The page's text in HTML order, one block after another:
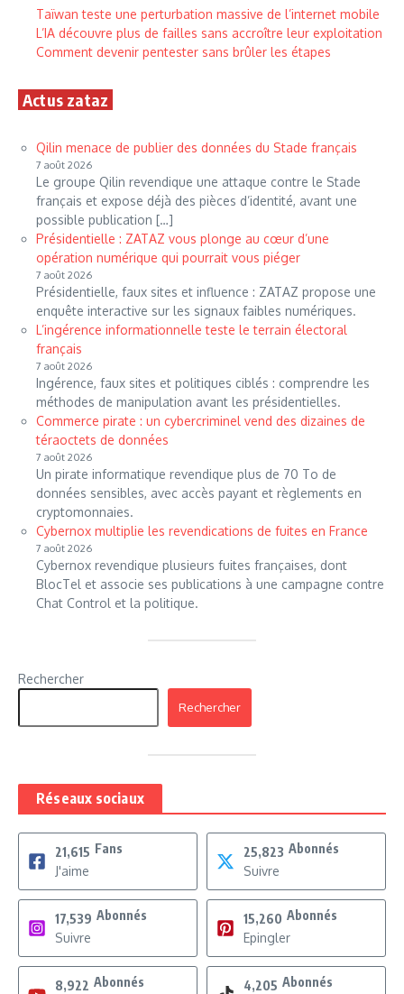
Taïwan teste une perturbation massive de l’internet mobile
L’IA découvre plus de failles sans accroître leur exploitation
Comment devenir pentester sans brûler les étapes
Actus zataz
Qilin menace de publier des données du Stade français
7 août 2026
Le groupe Qilin revendique une attaque contre le Stade
français et expose déjà des pièces d’identité, avant une
possible publication […]
Présidentielle : ZATAZ vous plonge au cœur d’une
opération numérique qui pourrait vous piéger
7 août 2026
Présidentielle, faux sites et influence : ZATAZ propose une
enquête interactive sur les signaux faibles numériques.
L’ingérence informationnelle teste le terrain électoral
français
7 août 2026
Ingérence, faux sites et politiques ciblés : comprendre les
méthodes de manipulation avant les présidentielles.
Commerce pirate : un cybercriminel vend des dizaines de
téraoctets de données
7 août 2026
Un pirate informatique revendique plus de 70 To de
données sensibles, avec accès payant et règlements en
cryptomonnaies.
Cybernox multiplie les revendications de fuites en France
7 août 2026
Cybernox revendique plusieurs fuites françaises, dont
BlocTel et associe ses publications à une campagne contre
Chat Control et la politique.
Rechercher
Rechercher
Réseaux sociaux
21,615 Fans
J'aime
25,823 Abonnés
Suivre
17,539 Abonnés
Suivre
15,260 Abonnés
Epingler
8,922 Abonnés
4,205 Abonnés